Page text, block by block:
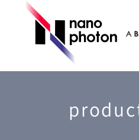
RAMANtouch vioLa | 紫外・
sumilé | 広帯域 反射型対物レ
無機化合物・鉱物
ライフサイエンス